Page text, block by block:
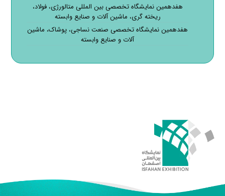
هفدهمین نمایشگاه تخصصی بین المللی متالورژی، فولاد،
ریخته گری، ماشین آلات و صنایع وابسته
هفدهمین نمایشگاه تخصصی صنعت نساجی، پوشاک، ماشین
آلات و صنایع وابسته